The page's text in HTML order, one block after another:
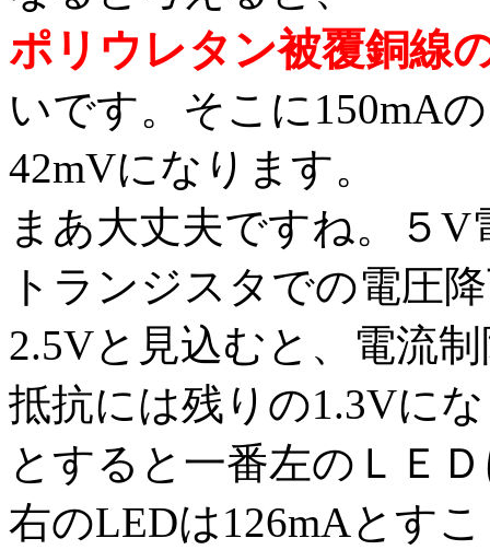
ポリウレタン被覆銅線
いです。そこに150mA
42mVになります。
まあ大丈夫ですね。５
トランジスタでの電圧
2.5Vと見込むと、電流
抵抗には残りの1.3Vに
とすると一番左のＬＥ
右のLEDは126mAとす